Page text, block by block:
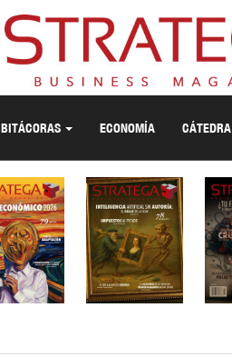
BITÁCORAS ECONOMÍA CÁTEDRA